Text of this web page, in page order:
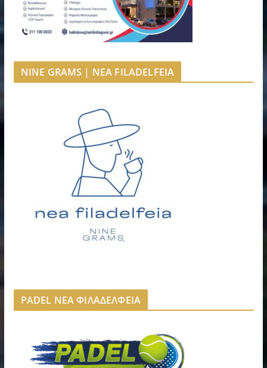
NINE GRAMS | NEA FILADELFEIA
PADEL ΝΕΑ ΦΙΛΑΔΕΛΦΕΙΑ